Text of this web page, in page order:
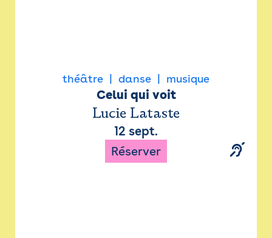
théâtre danse musique
Celui qui voit
Lucie Lataste
12 sept.
Réserver